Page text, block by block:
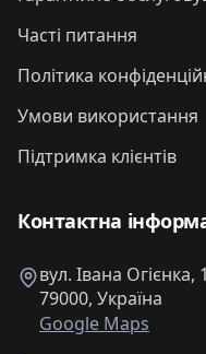
Часті питання
Політика
Умови використання
Підтримка клієнтів
Контактна
вул. Івана
79000, Україна
Google Maps